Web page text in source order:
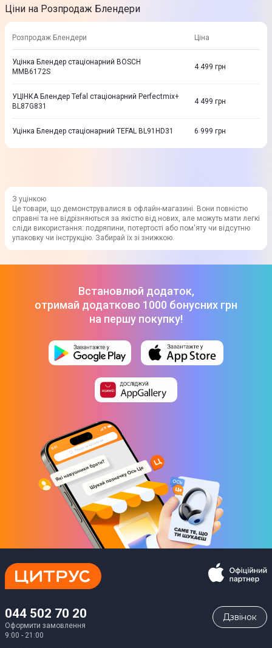
Ціни на Розпродаж Блендери
Розпродаж Блендери Ціна
Уцінка Блендер стаціонарний BOSCH
MMB6172S
4 499 грн
УЦІНКА Блендер Tefal стаціонарний Perfectmix+
BL87G831
4 499 грн
Уцінка Блендер стаціонарний TEFAL BL91HD31 6 999 грн
З уцінкою
Це товари, що демонструвалися в офлайн-магазині. Вони повністю
справні та не відрізняються за якістю від нових, але можуть мати легкі
сліди використання: подряпини, потертості або пом'яту чи відсутню
упаковку чи інструкцію. Забирай їх зі знижкою.
Встановлюй додаток,
отримай додатково 1000 бонусних грн
на першу покупку!
044 502 70 20
Оформити замовлення
9:00 - 21:00
Дзвiнок